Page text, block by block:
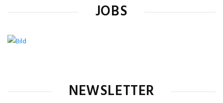
JOBS
NEWSLETTER